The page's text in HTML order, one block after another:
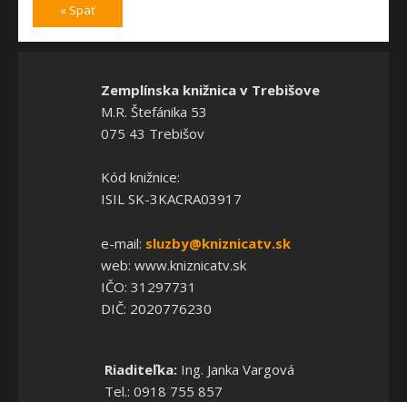
« Späť
Zemplínska knižnica v Trebišove
M.R. Štefánika 53
075 43 Trebišov
Kód knižnice:
ISIL SK-3KACRA03917
e-mail: sluzby@kniznicatv.sk
web: www.kniznicatv.sk
IČO: 31297731
DIČ: 2020776230
Riaditeľka:Ing. Janka Vargová
Tel.: 0918 755 857